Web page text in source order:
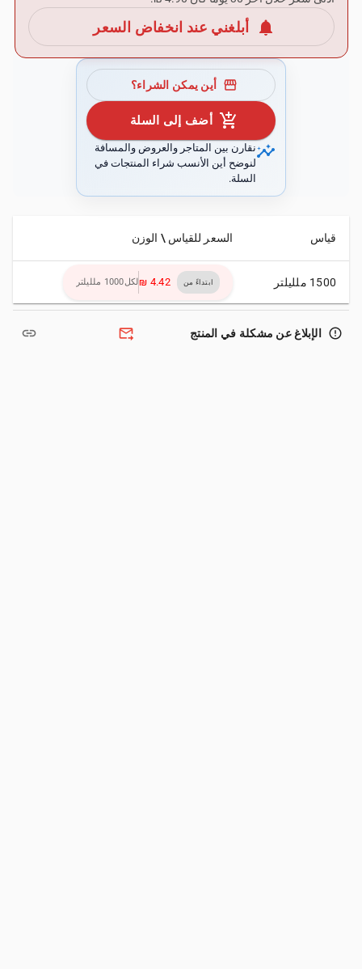
notifications أبلغني عند انخفاض السعر
storefront أين يمكن الشراء؟
add_shopping_cart أضف إلى السلة
insightsنقارن بين المتاجر والعروض والمسافة
لنوضح أين الأنسب شراء المنتجات في
السلة.
قياس السعر للقياس \ الوزن
1500 ملليلتر ابتداءً من ‏4.42 ₪ لكل1000 ملليلتر
error_outline الإبلاغ عن مشكلة في المنتج forward_to_inbox
link